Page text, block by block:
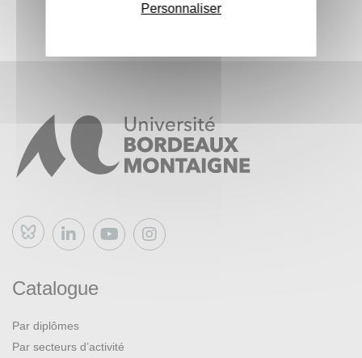
Bluesky
Catalogue
Par diplômes
Par secteurs d’activité
Personnaliser